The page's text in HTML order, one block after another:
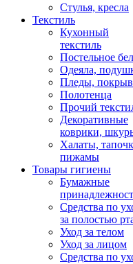
Стулья, кресла
Текстиль
Кухонный
текстиль
Постельное
Одеяла,
Пледы,
Полотенца
Прочий
Декоративные
коврики,
Халаты,
пижамы
Товары гигиены
Бумажные
Средства по
за полостью
Уход за телом
Уход за лицом
Средства по